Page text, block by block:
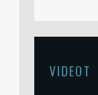
VIDEOT